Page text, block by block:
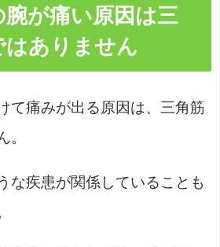
腕が痛い原因は三
はありません
て痛みが出る原因は、三角筋
。
な疾患が関係していることも